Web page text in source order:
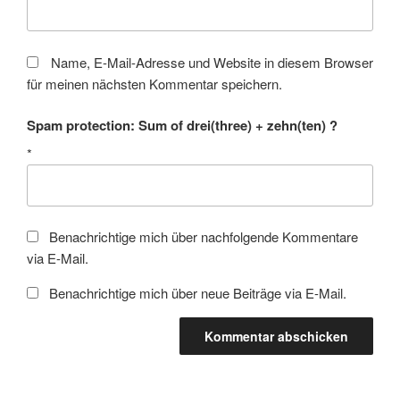
Name, E-Mail-Adresse und Website in diesem Browser
für meinen nächsten Kommentar speichern.
Spam protection: Sum of drei(three) + zehn(ten) ?
*
Benachrichtige mich über nachfolgende Kommentare
via E-Mail.
Benachrichtige mich über neue Beiträge via E-Mail.